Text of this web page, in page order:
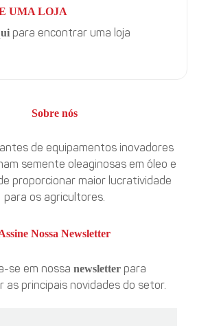
UMA LOJA
para encontrar uma loja
Sobre nós
de equipamentos inovadores
semente oleaginosas em óleo e
proporcionar maior lucratividade
para os agricultores.
Nossa Newsletter
se em nossa newsletterpara
as principais novidades do setor.